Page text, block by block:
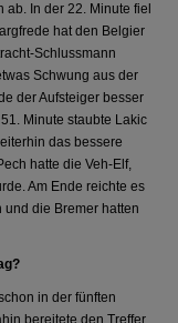
In der 22. Minute fiel
hat den Belgier
Schlussmann
Schwung aus der
der Aufsteiger besser
Minute staubte Lakic
das bessere
hatte die Veh-Elf,
Am Ende reichte es
und die Bremer hatten
in der fünften
bereitete den Treffer